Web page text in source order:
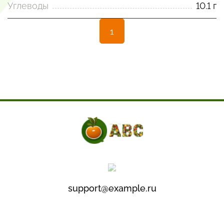
Углеводы
10.1 г
1
support@example.ru